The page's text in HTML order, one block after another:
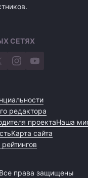
СЕТЯХ
редактора
проектаНаша
Карта сайта
права защищены